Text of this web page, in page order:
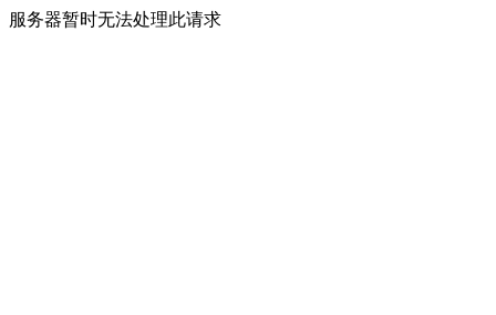
服务器暂时无法处理此请求